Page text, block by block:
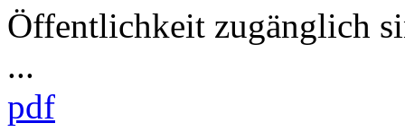
Öffentlichkeit zugänglich
...
pdf